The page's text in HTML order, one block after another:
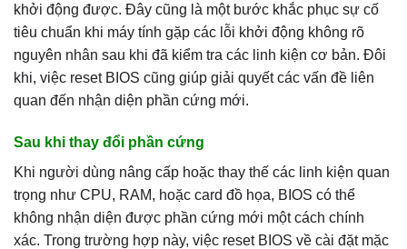
khởi động được. Đây cũng là một bước khắc phục sự cố
tiêu chuẩn khi máy tính gặp các lỗi khởi động không rõ
nguyên nhân sau khi đã kiểm tra các linh kiện cơ bản. Đôi
khi, việc reset BIOS cũng giúp giải quyết các vấn đề liên
quan đến nhận diện phần cứng mới.
Sau khi thay đổi phần cứng
Khi người dùng nâng cấp hoặc thay thế các linh kiện quan
trọng như CPU, RAM, hoặc card đồ họa, BIOS có thể
không nhận diện được phần cứng mới một cách chính
xác. Trong trường hợp này, việc reset BIOS về cài đặt mặc